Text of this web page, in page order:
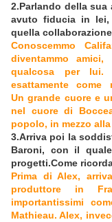
2.Parlando della
avuto fiducia in lei,
quella
Conoscemmo
diventammo
qualcosa per lui.
esattamente
Un grande cuore e
nel cuore di
popolo, in mezzo
3.Arriva poi la
Baroni, con il
progetti.Come
Prima di Alex,
produttore in
importantissimi
Mathieau. Alex,